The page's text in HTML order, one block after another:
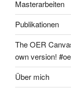
Masterarbeiten
Publikationen
The OER
own version!
Über mich